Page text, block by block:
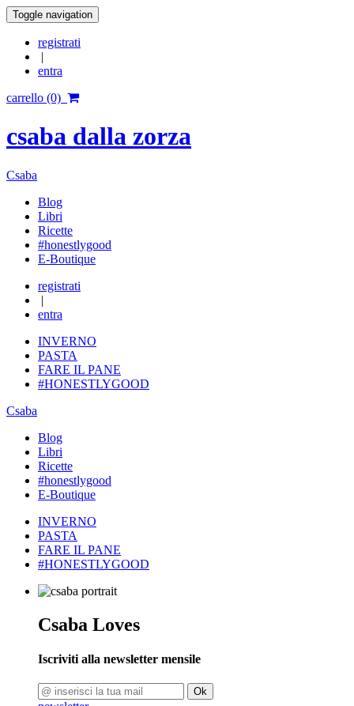
Toggle navigation
registrati
|
entra
carrello (0)
csaba dalla zorza
Csaba
Blog
Libri
Ricette
#honestlygood
E-Boutique
registrati
|
entra
INVERNO
PASTA
FARE IL PANE
#HONESTLYGOOD
Csaba
Blog
Libri
Ricette
#honestlygood
E-Boutique
INVERNO
PASTA
FARE IL PANE
#HONESTLYGOOD
Csaba Loves
Iscriviti alla newsletter mensile
Ok